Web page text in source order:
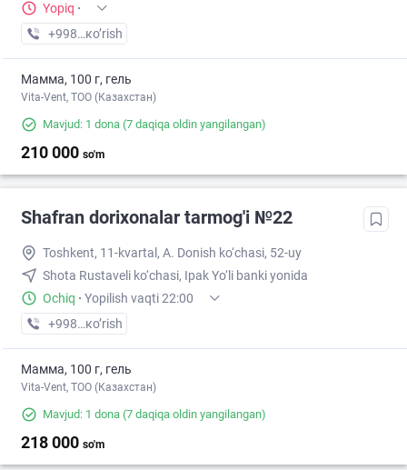
Yopiq ·
+998 (90) XXX-XX-XX
кo’rish
Мамма, 100 г, гель
Vita-Vent, TOO (Казахстан)
Mavjud: 1 dona (7 daqiqa oldin yangilangan)
210 000 so'm
Shafran dorixonalar tarmog'i №22
Toshkent, 11-kvartal, A. Donish ko‘chasi, 52-uy
Shota Rustaveli ko‘chasi, Ipak Yo‘li banki yonida
Ochiq · Yopilish vaqti 22:00
+998 (99) XXX-XX-XX
кo’rish
Мамма, 100 г, гель
Vita-Vent, TOO (Казахстан)
Mavjud: 1 dona (7 daqiqa oldin yangilangan)
218 000 so'm